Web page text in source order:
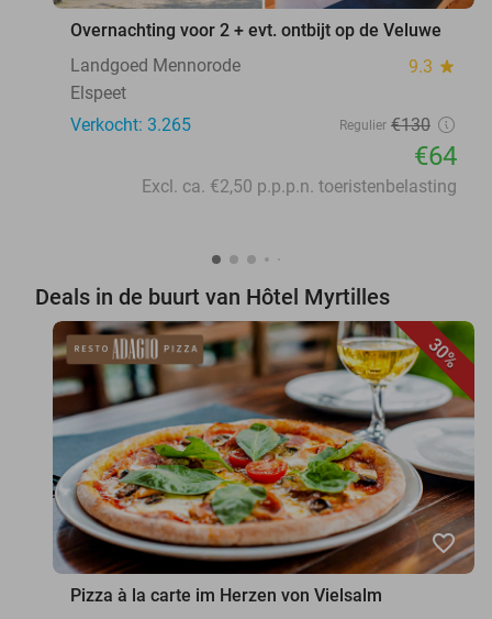
Overnachting voor 2 + evt. ontbijt op de Veluwe
Landgoed Mennorode
9.3 star
Elspeet
Verkocht: 3.265
Regulier €130
€64
Excl. ca. €2,50 p.p.p.n. toeristenbelasting
Deals in de buurt van Hôtel Myrtilles
30%
favorite_border
Pizza à la carte im Herzen von Vielsalm